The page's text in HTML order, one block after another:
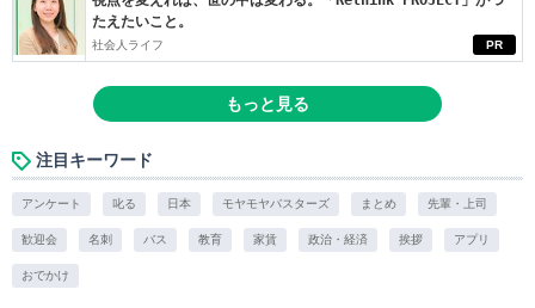
PR
たえたいこと。
社会人ライフ
もっと見る
注目キーワード
アンケート 叱る 日本 モヤモヤバスターズ まとめ 先輩・上司
歓迎会 名刺 バス 教育 家賃 政治・経済 挨拶 アプリ
おでかけ